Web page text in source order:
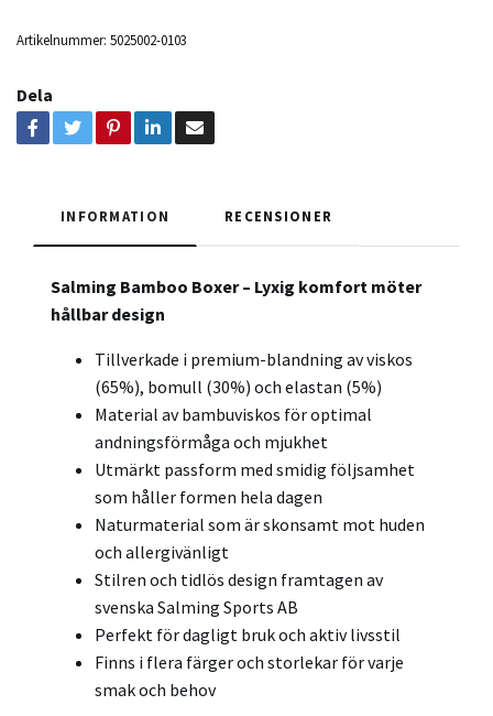
Artikelnummer: 5025002-0103
Dela
INFORMATION RECENSIONER
Salming Bamboo Boxer – Lyxig komfort möter
hållbar design
Tillverkade i premium-blandning av viskos
(65%), bomull (30%) och elastan (5%)
Material av bambuviskos för optimal
andningsförmåga och mjukhet
Utmärkt passform med smidig följsamhet
som håller formen hela dagen
Naturmaterial som är skonsamt mot huden
och allergivänligt
Stilren och tidlös design framtagen av
svenska Salming Sports AB
Perfekt för dagligt bruk och aktiv livsstil
Finns i flera färger och storlekar för varje
smak och behov